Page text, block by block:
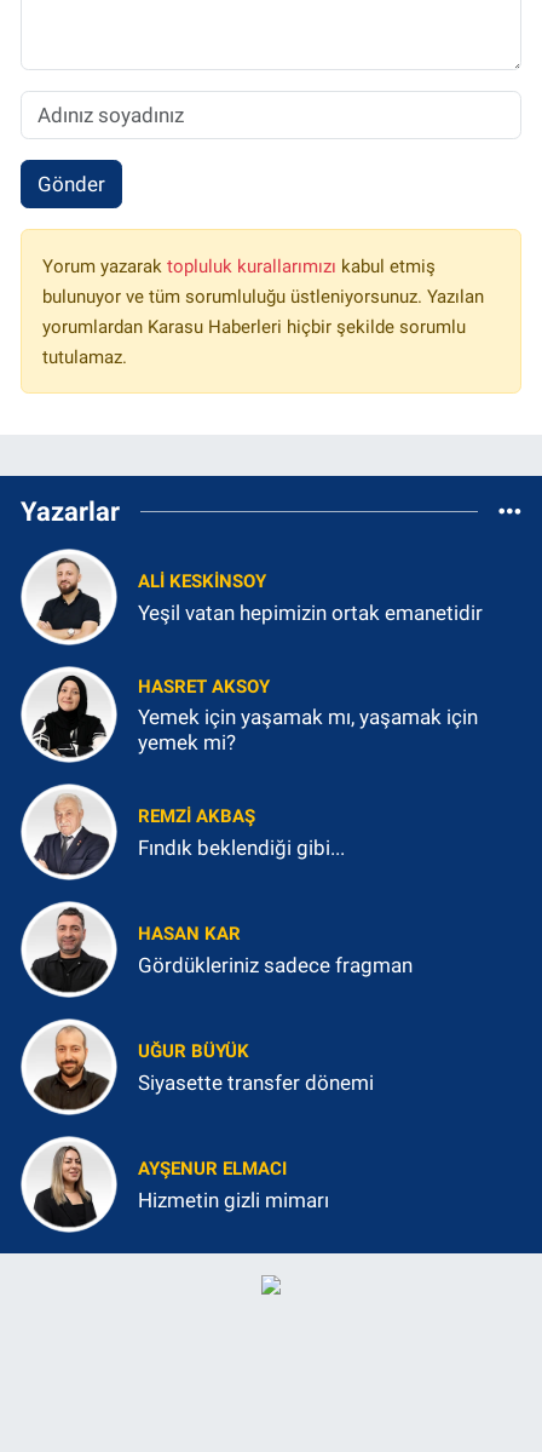
Gönder
Yorum yazarak topluluk kurallarımızı kabul etmiş
bulunuyor ve tüm sorumluluğu üstleniyorsunuz. Yazılan
yorumlardan Karasu Haberleri hiçbir şekilde sorumlu
tutulamaz.
Yazarlar
ALI KESKINSOY
Yeşil vatan hepimizin ortak emanetidir
HASRET AKSOY
Yemek için yaşamak mı, yaşamak için
yemek mi?
REMZI AKBAŞ
Fındık beklendiği gibi...
HASAN KAR
Gördükleriniz sadece fragman
UĞUR BÜYÜK
Siyasette transfer dönemi
AYŞENUR ELMACI
Hizmetin gizli mimarı